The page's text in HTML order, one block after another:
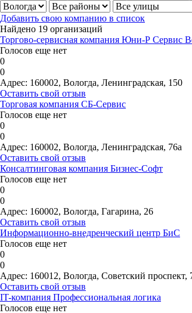
Добавить свою компанию в список
Найдено 19 организаций
Торгово-сервисная компания Юни-Р Сервис
Голосов еще нет
0
0
Адрес: 160002, Вологда, Ленинградская, 150
Оставить свой отзыв
Торговая компания СБ-Сервис
Голосов еще нет
0
0
Адрес: 160002, Вологда, Ленинградская, 76а
Оставить свой отзыв
Консалтинговая компания Бизнес-Софт
Голосов еще нет
0
0
Адрес: 160002, Вологда, Гагарина, 26
Оставить свой отзыв
Информационно-внедренческий центр БиС
Голосов еще нет
0
0
Адрес: 160012, Вологда, Советский проспект,
Оставить свой отзыв
IT-компания Профессиональная логика
Голосов еще нет